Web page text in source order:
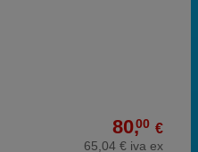
80,00 €
65,04 € iva ex